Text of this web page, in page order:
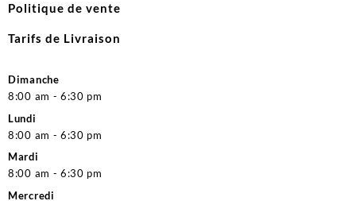
Politique de vente
Tarifs de Livraison
Dimanche
8:00 am - 6:30 pm
Lundi
8:00 am - 6:30 pm
Mardi
8:00 am - 6:30 pm
Mercredi